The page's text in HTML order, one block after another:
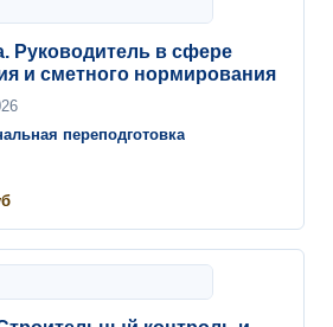
Руководитель в сфере
и сметного нормирования
переподготовка